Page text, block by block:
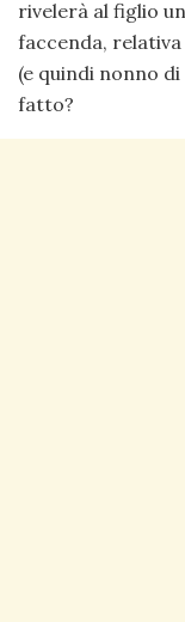
rivelerà al figlio
faccenda,
(e quindi nonno
fatto?